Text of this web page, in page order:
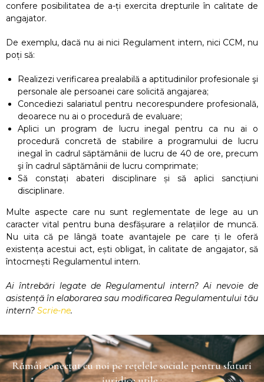
confere posibilitatea de a-ți exercita drepturile în calitate de
angajator.
De exemplu, dacă nu ai nici Regulament intern, nici CCM, nu
poți să:
Realizezi verificarea prealabilă a aptitudinilor profesionale şi
personale ale persoanei care solicită angajarea;
Concediezi salariatul pentru necorespundere profesională,
deoarece nu ai o procedură de evaluare;
Aplici un program de lucru inegal pentru ca nu ai o
procedură concretă de stabilire a programului de lucru
inegal în cadrul săptămânii de lucru de 40 de ore, precum
şi în cadrul săptămânii de lucru comprimate;
Să constați abateri disciplinare și să aplici sancțiuni
disciplinare.
Multe aspecte care nu sunt reglementate de lege au un
caracter vital pentru buna desfășurare a relațiilor de muncă.
Nu uita că pe lângă toate avantajele pe care ți le oferă
existența acestui act, ești obligat, în calitate de angajator, să
întocmești Regulamentul intern.
Ai întrebări legate de Regulamentul intern? Ai nevoie de
asistență în elaborarea sau modificarea Regulamentului tău
intern? Scrie-ne.
Rămâi conectat cu noi pe rețelele sociale pentru sfaturi